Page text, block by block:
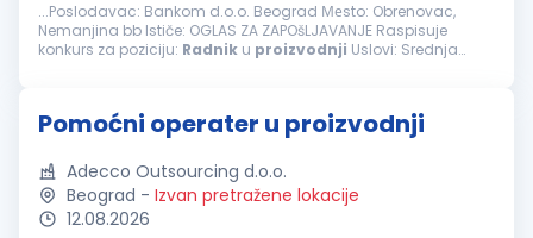
...Poslodavac: Bankom d.o.o. Beograd Меsto: Obrenovac,
Nemanjina bb Ističe: OGLAS ZA ZAPOšLJAVANJE Raspisuje
konkurs za poziciju: Radnik u proizvodnji Uslovi: Srednja
Pomoćni operater u proizvodnji
Adecco Outsourcing d.o.o.
Beograd - Izvan pretražene lokacije
12.08.2026